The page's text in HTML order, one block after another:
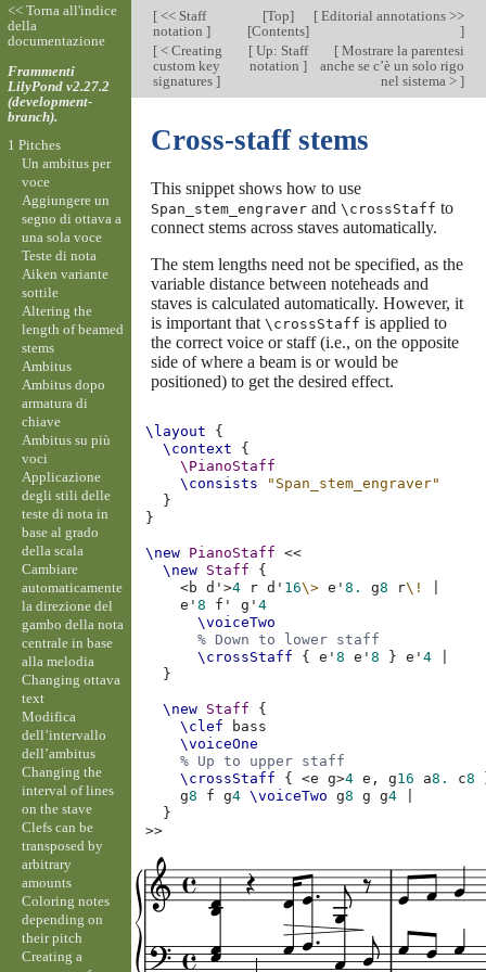
[<< Staff
notation ]
[Top]
[Contents]
[Editorial annotations >>
]
[< Creating
custom key
signatures ]
[Up: Staff
notation ]
[Mostrare la parentesi
anche se c’è un solo rigo
nel sistema > ]
Cross-staff stems
This snippet shows how to use
Span_stem_engraverand \crossStaff to
connect stems across staves automatically.
The stem lengths need not be specified, as the
variable distance between noteheads and
staves is calculated automatically. However, it
is important that \crossStaff is applied to
the correct voice or staff (i.e., on the opposite
side of where a beam is or would be
positioned) to get the desired effect.
\layout
{
\context
{
\PianoStaff
\consists
"Span_stem_engraver"
}
}
\new PianoStaff
<<
\new Staff
{
<b d'>4 r d' 16\> e'8. g8 r\!
e'8 f' g'4
\voiceTwo
% Down to lower staff
\crossStaff
{ e'8 e'8 } e'4
}
\new Staff
{
\clef
bass
\voiceOne
% Up to upper staff
\crossStaff
{ <e g>4 e, g16 a8. c8
g8 f g4 \voiceTwo g8 g g4
}
>>
<< Torna all'indice
della
documentazione
Frammenti
LilyPond v2.27.2
(development-
branch).
1 Pitches
Un ambitus per
voce
Aggiungere un
segno di ottava a
una sola voce
Teste di nota
Aiken variante
sottile
Altering the
length of beamed
stems
Ambitus
Ambitus dopo
armatura di
chiave
Ambitus su più
voci
Applicazione
degli stili delle
teste di nota in
base al grado
della scala
Cambiare
automaticamente
la direzione del
gambo della nota
centrale in base
alla melodia
Changing ottava
text
Modifica
dell’intervallo
dell’ambitus
Changing the
interval of lines
on the stave
Clefs can be
transposed by
arbitrary
amounts
Coloring notes
depending on
their pitch
Creating a